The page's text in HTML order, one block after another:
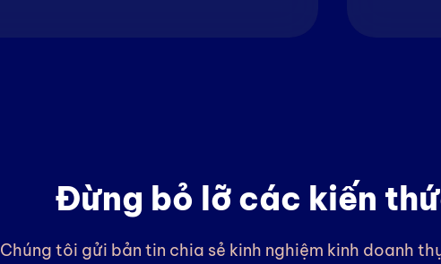
Đừng bỏ lỡ các kiến
Chúng tôi gửi bản tin chia sẻ kinh nghiệm kinh doanh